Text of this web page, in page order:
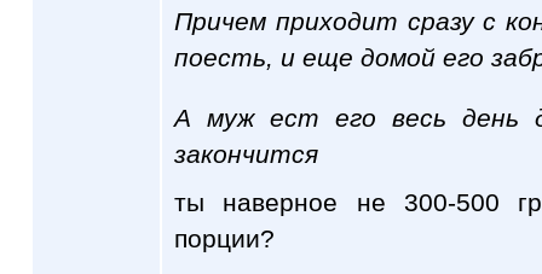
Причем приходит сразу с
поесть, и еще домой его
А муж ест его весь день
закончится
ты наверное не 300-500
порции?